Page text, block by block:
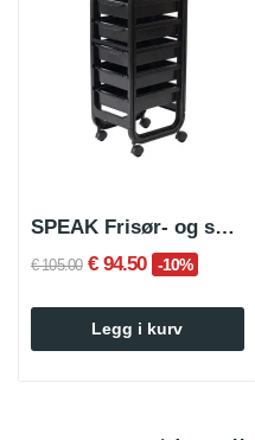
SPEAK Frisør- og skjønnhetshandlevogn
€ 105.00 € 94.50 -10%
Legg i kurv